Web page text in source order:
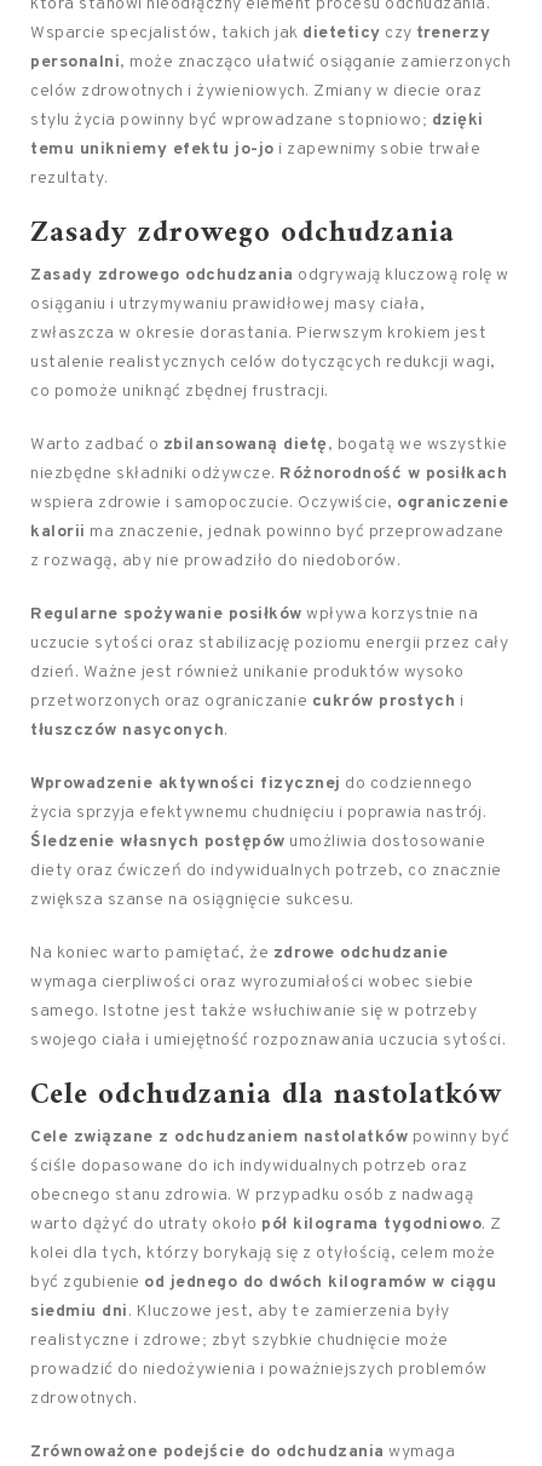
która stanowi nieodłączny element procesu odchudzania.
Wsparcie specjalistów, takich jak dieteticy czy trenerzy
personalni, może znacząco ułatwić osiąganie zamierzonych
celów zdrowotnych i żywieniowych. Zmiany w diecie oraz
stylu życia powinny być wprowadzane stopniowo; dzięki
temu unikniemy efektu jo-jo i zapewnimy sobie trwałe
rezultaty.
Zasady zdrowego odchudzania
Zasady zdrowego odchudzania odgrywają kluczową rolę w
osiąganiu i utrzymywaniu prawidłowej masy ciała,
zwłaszcza w okresie dorastania. Pierwszym krokiem jest
ustalenie realistycznych celów dotyczących redukcji wagi,
co pomoże uniknąć zbędnej frustracji.
Warto zadbać o zbilansowaną dietę, bogatą we wszystkie
niezbędne składniki odżywcze. Różnorodność w posiłkach
wspiera zdrowie i samopoczucie. Oczywiście, ograniczenie
kalorii ma znaczenie, jednak powinno być przeprowadzane
z rozwagą, aby nie prowadziło do niedoborów.
Regularne spożywanie posiłków wpływa korzystnie na
uczucie sytości oraz stabilizację poziomu energii przez cały
dzień. Ważne jest również unikanie produktów wysoko
przetworzonych oraz ograniczanie cukrów prostych i
tłuszczów nasyconych.
Wprowadzenie aktywności fizycznej do codziennego
życia sprzyja efektywnemu chudnięciu i poprawia nastrój.
Śledzenie własnych postępów umożliwia dostosowanie
diety oraz ćwiczeń do indywidualnych potrzeb, co znacznie
zwiększa szanse na osiągnięcie sukcesu.
Na koniec warto pamiętać, że zdrowe odchudzanie
wymaga cierpliwości oraz wyrozumiałości wobec siebie
samego. Istotne jest także wsłuchiwanie się w potrzeby
swojego ciała i umiejętność rozpoznawania uczucia sytości.
Cele odchudzania dla nastolatków
Cele związane z odchudzaniem nastolatków powinny być
ściśle dopasowane do ich indywidualnych potrzeb oraz
obecnego stanu zdrowia. W przypadku osób z nadwagą
warto dążyć do utraty około pół kilograma tygodniowo. Z
kolei dla tych, którzy borykają się z otyłością, celem może
być zgubienie od jednego do dwóch kilogramów w ciągu
siedmiu dni. Kluczowe jest, aby te zamierzenia były
realistyczne i zdrowe; zbyt szybkie chudnięcie może
prowadzić do niedożywienia i poważniejszych problemów
zdrowotnych.
Zrównoważone podejście do odchudzania wymaga